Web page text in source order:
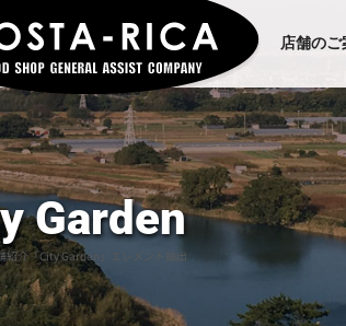
店舗のご
Garden
紹介「City Garden」エレメント抽出